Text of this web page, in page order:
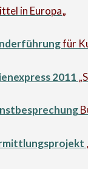
in Europa„
für
2011